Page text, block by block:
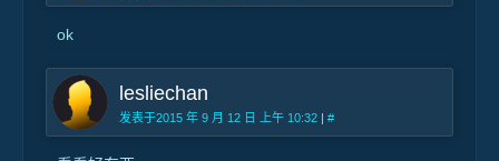
ok
lesliechan
发表于2015 年 9 月 12 日 上午 10:32 | #